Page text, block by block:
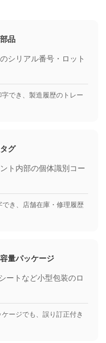
品
シリアル番号・ロット
でき、製造履歴のトレー
グ
ト内部の個体識別コー
き、店舗在庫・修理履歴
量パッケージ
ートなど小型包装のロ
ージでも、誤り訂正付き